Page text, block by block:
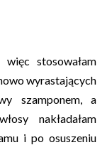
stosowałam
wyrastających
szamponem, a
nakładałam
i po osuszeniu